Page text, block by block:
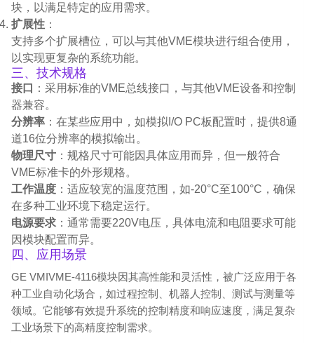
块，以满足特定的应用需求。
扩展性 ：
支持多个扩展槽位，可以与其他VME模块进行组合使用，
以实现更复杂的系统功能。
三、技术规格
接口
：采用标准的VME总线接口，与其他VME设备和控制
器兼容。
分辨率 ：在某些应用中，如模拟I/O PC板配置时，提供8通
道16位分辨率的模拟输出。
物理尺寸 ：规格尺寸可能因具体应用而异，但一般符合
VME标准卡的外形规格。
工作温度 ：适应较宽的温度范围，如-20°C至100°C，确保
在多种工业环境下稳定运行。
电源要求 ：通常需要220V电压，具体电流和电阻要求可能
因模块配置而异。
四、应用场景
GE VMIVME-4116模块因其高性能和灵活性，被广泛应用于各
种工业自动化场合，如过程控制、机器人控制、测试与测量等
领域。它能够有效提升系统的控制精度和响应速度，满足复杂
工业场景下的高精度控制需求。